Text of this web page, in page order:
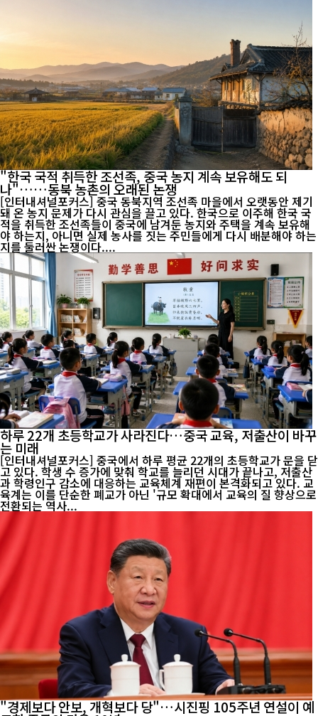
"한국 국적 취득한 조선족, 중국 농지 계속 보유해도 되
나"……동북 농촌의 오래된 논쟁
[인터내셔널포커스] 중국 동북지역 조선족 마을에서 오랫동안 제기
돼 온 농지 문제가 다시 관심을 끌고 있다. 한국으로 이주해 한국 국
적을 취득한 조선족들이 중국에 남겨둔 농지와 주택을 계속 보유해
야 하는지, 아니면 실제 농사를 짓는 주민들에게 다시 배분해야 하는
지를 둘러싼 논쟁이다....
하루 22개 초등학교가 사라진다…중국 교육, 저출산이 바꾸
는 미래
[인터내셔널포커스] 중국에서 하루 평균 22개의 초등학교가 문을 닫
고 있다. 학생 수 증가에 맞춰 학교를 늘리던 시대가 끝나고, 저출산
과 학령인구 감소에 대응하는 교육체계 재편이 본격화되고 있다. 교
육계는 이를 단순한 폐교가 아닌 '규모 확대에서 교육의 질 향상으로
전환되는 역사...
"경제보다 안보, 개혁보다 당"…시진핑 105주년 연설이 예